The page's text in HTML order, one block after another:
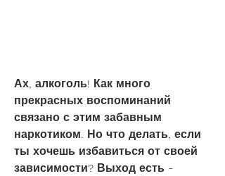
Ах, алкоголь! Как много
прекрасных воспоминаний
связано с этим забавным
наркотиком. Но что делать, если
ты хочешь избавиться от своей
зависимости? Выход есть -